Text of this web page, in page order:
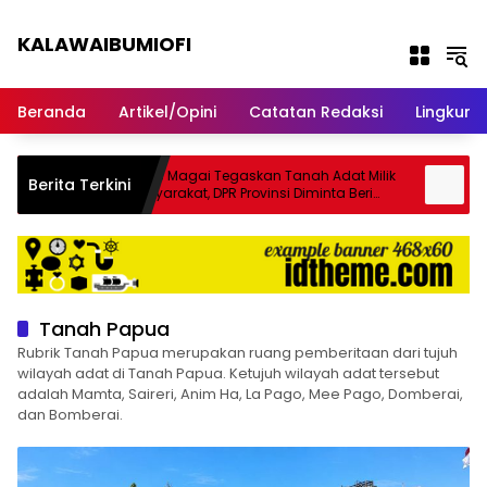
KALAWAIBUMIOFI
Beranda
Artikel/Opini Catatan Redaksi
Berita TerkiniFrans Magai Tegaskan Tanah Adat Milik
Masyarakat, DPR Provinsi Diminta Beri
Perlindungan
Tanah Papua
Rubrik Tanah Papua merupakan ruang pemberitaan dari tujuh
wilayah adat di Tanah Papua. Ketujuh wilayah adat tersebut
adalah Mamta, Saireri, Anim Ha, La Pago, Mee Pago, Domberai,
dan Bomberai.